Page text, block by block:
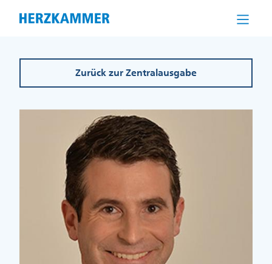
Zurück zur Zentralausgabe